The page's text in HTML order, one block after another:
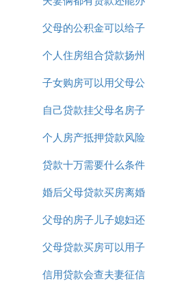
口簿。
公积金提取人与房
提取公积金。
借款人家庭需满足
条件，如购买本市
房，以及申请公积
条，职工在购买、建造、翻
下，可以提取职工住房公积
为子女使用父母公积金购房
请注意，以上信息仅供参考
地公积金管理中心或相关金
房贷吗
父母的公积金可以给子
女贷款吗
个人住房组合贷款扬州
子女购房可以用父母公
积金贷款么
自己贷款挂父母名房子
是父母的吗
个人房产抵押贷款风险
提示
贷款十万需要什么条件
个人向银行
婚后父母贷款买房离婚
后
父母的房子儿子媳妇还
贷款离婚
父母贷款买房可以用子
女的公积金还款吗
信用贷款会查夫妻征信